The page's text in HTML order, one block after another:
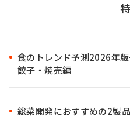
食のトレンド予測2026年
餃子・焼売編
総菜開発におすすめの2製